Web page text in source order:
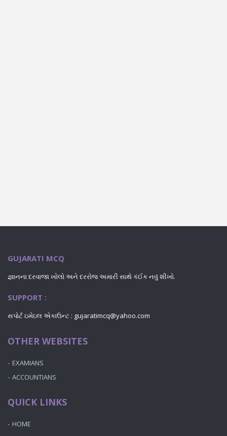
GUJARATI MCQ
જ્ઞાનના દરવાજા ખોલો અને દરરોજ અમારી સાથે કંઈક નવું શીખો.
SUPPORT :
સપોર્ટ ઇમેઇલ એકાઉન્ટ : gujaratimcq@yahoo.com
OTHER WEBSITES
EXAMIANS
ACCOUNTIANS
QUICK LINKS
HOME